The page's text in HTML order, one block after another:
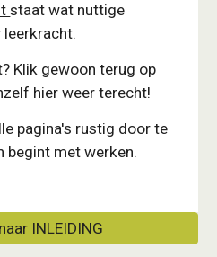
staat wat nuttige
Klik gewoon terug op
hier weer terecht!
pagina's rustig door te
begint met werken.
INLEIDING